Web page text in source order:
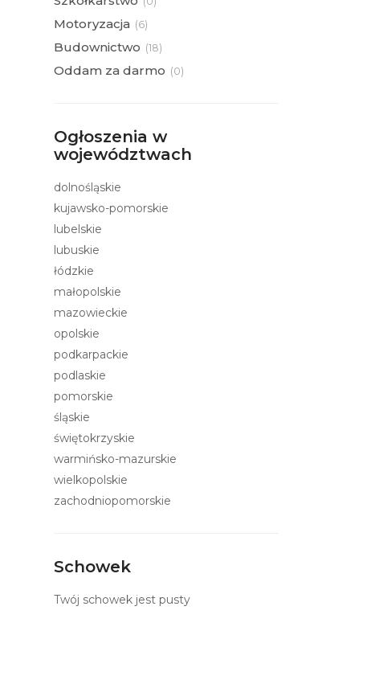
Motoryzacja (6)
Budownictwo (18)
Oddam za darmo (0)
Ogłoszenia w
województwach
dolnośląskie
kujawsko-pomorskie
lubelskie
lubuskie
łódzkie
małopolskie
mazowieckie
opolskie
podkarpackie
podlaskie
pomorskie
śląskie
świętokrzyskie
warmińsko-mazurskie
wielkopolskie
zachodniopomorskie
Schowek
Twój schowek jest pusty